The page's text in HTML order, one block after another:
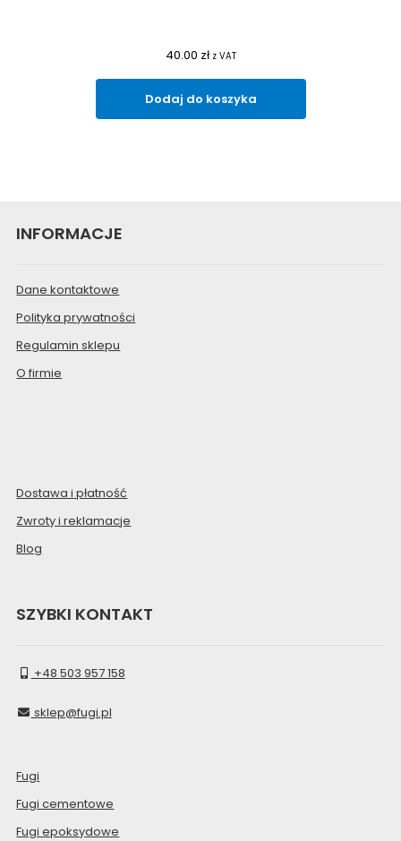
40.00 zł z VAT
Dodaj do koszyka
INFORMACJE
Dane kontaktowe
Polityka prywatności
Regulamin sklepu
O firmie
Dostawa i płatność
Zwroty i reklamacje
Blog
SZYBKI KONTAKT
+48 503 957 158
sklep@fugi.pl
Fugi
Fugi cementowe
Fugi epoksydowe